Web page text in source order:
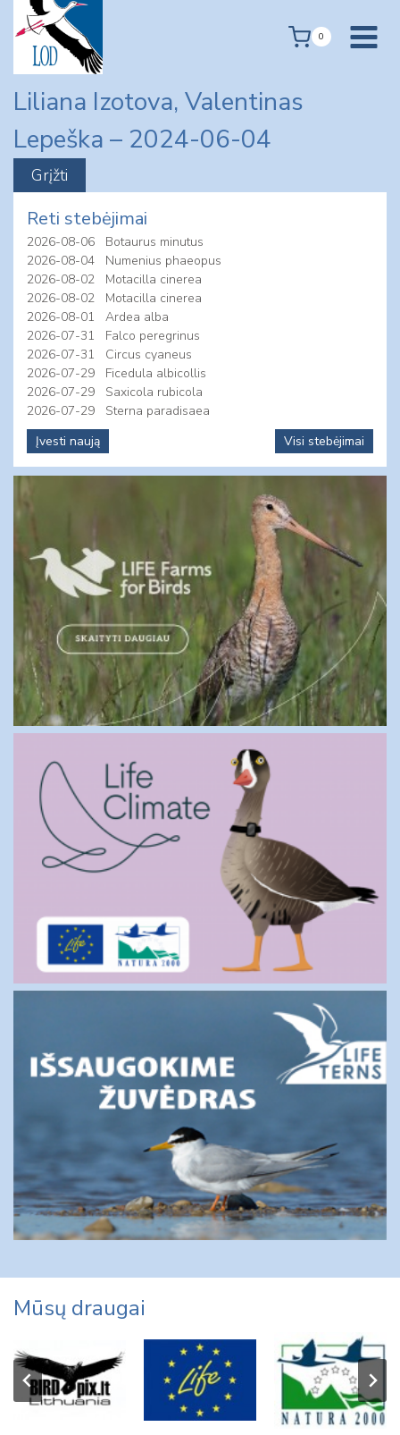
content
0
Liliana Izotova, Valentinas
Lepeška – 2024-06-04
Reti stebėjimai
2026-08-06
Botaurus minutus
2026-08-04
Numenius phaeopus
2026-08-02
Motacilla cinerea
2026-08-02
Motacilla cinerea
2026-08-01
Ardea alba
2026-07-31
Falco peregrinus
2026-07-31
Circus cyaneus
2026-07-29
Ficedula albicollis
2026-07-29
Saxicola rubicola
2026-07-29
Sterna paradisaea
Įvesti naują
Visi stebėjimai
Mūsų draugai